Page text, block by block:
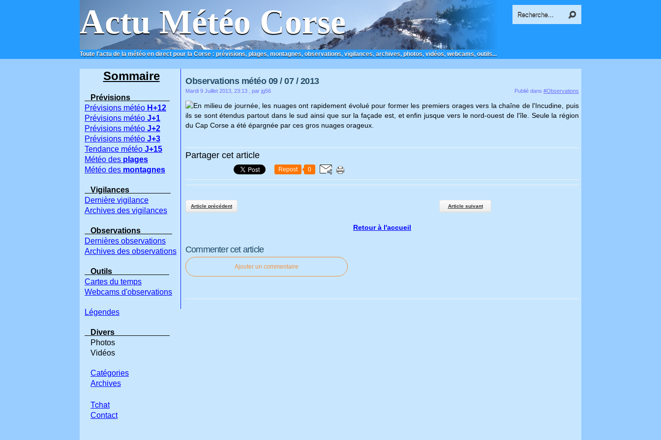
Actu Météo Corse
Toute l'actu de la météo en direct pour la Corse : prévisions, plages, montagnes, observations, vigilances, archives, photos, vidéos, webcams, outils...
ACCUEIL CONTACT
Observations météo 09 / 07 / 2013
Mardi 9 Juillet 2013, 23:13 , par jg56 Publié dans #Observations
En milieu de journée, les nuages ont rapidement évolué pour former les premiers orages vers la chaîne de l'Incudine, puis
ils se sont étendus partout dans le sud ainsi que sur la façade est, et enfin jusque vers le nord-ouest de l'île. Seule la région
du Cap Corse a été épargnée par ces gros nuages orageux.
Partager cet article
Repost 0
Article précédent Article suivant
Retour à l'accueil
Commenter cet article
Ajouter un commentaire
Sommaire
Prévisions
Prévisions météo H+12
Prévisions météo J+1
Prévisions météo J+2
Prévisions météo J+3
Tendance météo J+15
Météo des plages
Météo des montagnes
Vigilances
Dernière vigilance
Archives des vigilances
Observations
Dernières observations
Archives des observations
Outils
Cartes du temps
Webcams d'observations
Légendes
Divers
Photos
Vidéos
Catégories
Archives
Tchat
Contact